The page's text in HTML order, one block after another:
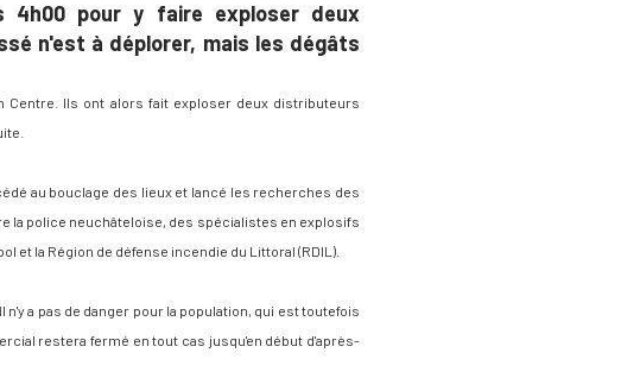
4h00 pour y faire exploser deux
n'est à déplorer, mais les dégâts
Centre. Ils ont alors fait exploser deux distributeurs
au bouclage des lieux et lancé les recherches des
la police neuchâteloise, des spécialistes en explosifs
et la Région de défense incendie du Littoral (RDIL).
a pas de danger pour la population, qui est toutefois
restera fermé en tout cas jusqu'en début d'après-